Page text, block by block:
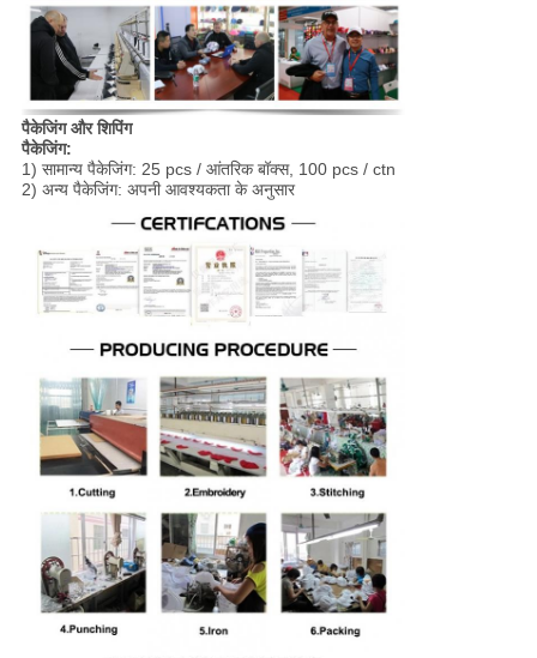
पैकेजिंग और शिपिंग
पैकेजिंग:
1) सामान्य पैकेजिंग: 25 pcs / आंतरिक बॉक्स, 100 pcs / ctn
2) अन्य पैकेजिंग: अपनी आवश्यकता के अनुसार